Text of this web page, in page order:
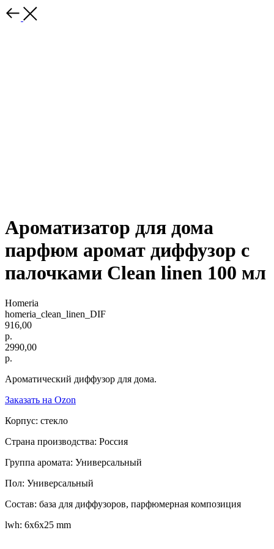
Ароматизатор для дома
парфюм аромат диффузор с
палочками Сlean linen 100 мл
Homeria
homeria_clean_linen_DIF
916,00
р.
2990,00
р.
Ароматический диффузор для дома.
Заказать на Ozon
Корпус: стекло
Страна производства: Россия
Группа аромата: Универсальный
Пол: Универсальный
Состав: база для диффузоров, парфюмерная композиция
lwh: 6x6x25 mm